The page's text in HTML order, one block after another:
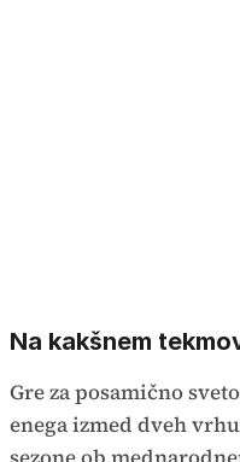
Na kakšnem
Gre za posamično
enega izmed dveh